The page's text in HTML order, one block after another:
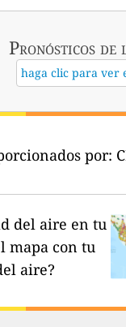
Pronósticos de
haga clic para ver
por:
del aire en tu
mapa con tu
aire?